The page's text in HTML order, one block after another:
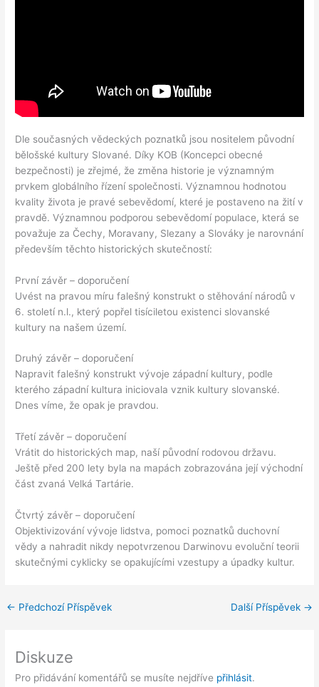
Dle současných vědeckých poznatků jsou nositelem původní
bělošské kultury Slované. Díky KOB (Koncepci obecné
bezpečnosti) je zřejmé, že změna historie je významným
prvkem globálního řízení společnosti. Významnou hodnotou
kvality života je pravé sebevědomí, které je postaveno na žití v
pravdě. Významnou podporou sebevědomí populace, která se
považuje za Čechy, Moravany, Slezany a Slováky je narovnání
především těchto historických skutečností:
První závěr – doporučení
Uvést na pravou míru falešný konstrukt o stěhování národů v
6. století n.l., který popřel tisíciletou existenci slovanské
kultury na našem území.
Druhý závěr – doporučení
Napravit falešný konstrukt vývoje západní kultury, podle
kterého západní kultura iniciovala vznik kultury slovanské.
Dnes víme, že opak je pravdou.
Třetí závěr – doporučení
Vrátit do historických map, naší původní rodovou državu.
Ještě před 200 lety byla na mapách zobrazována její východní
část zvaná Velká Tartárie.
Čtvrtý závěr – doporučení
Objektivizování vývoje lidstva, pomoci poznatků duchovní
vědy a nahradit nikdy nepotvrzenou Darwinovu evoluční teorii
skutečnými cyklicky se opakujícími vzestupy a úpadky kultur.
← Předchozí Příspěvek Další Příspěvek →
Diskuze
Pro přidávání komentářů se musíte nejdříve přihlásit.